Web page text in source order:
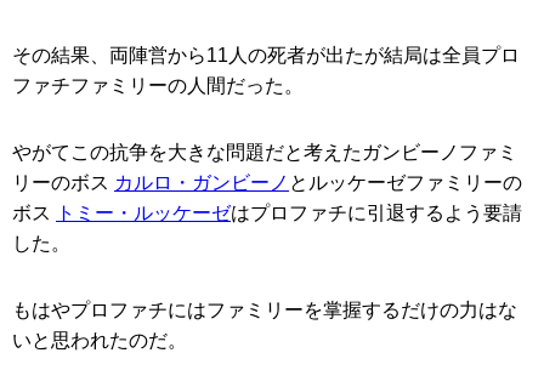
その結果、両陣営から11人の死者が出たが結局は全員プロ
ファチファミリーの人間だった。
やがてこの抗争を大きな問題だと考えたガンビーノファミ
リーのボス カルロ・ガンビーノ とルッケーゼファミリーの
ボス
トミー・ルッケーゼはプロファチに引退するよう要請
した。
もはやプロファチにはファミリーを掌握するだけの力はな
いと思われたのだ。